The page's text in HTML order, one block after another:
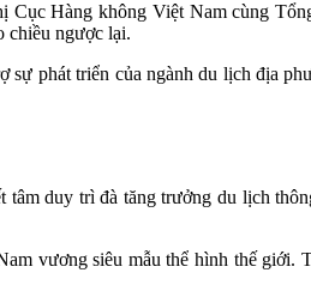
Hàng không Việt Nam cùng
chiều ngược lại.
phát triển của ngành du lịch địa
duy trì đà tăng trưởng du lịch
vương siêu mẫu thể hình thế